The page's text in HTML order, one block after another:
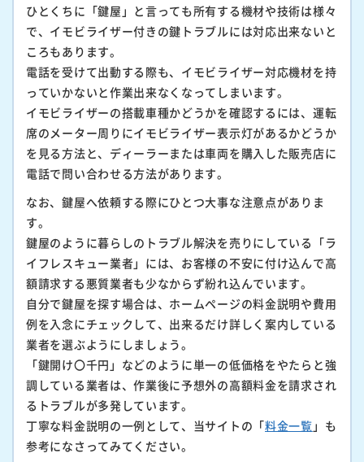
ひとくちに「鍵屋」と言っても所有する機材や技術は様々
で、イモビライザー付きの鍵トラブルには対応出来ないと
ころもあります。
電話を受けて出動する際も、イモビライザー対応機材を持
っていかないと作業出来なくなってしまいます。
イモビライザーの搭載車種かどうかを確認するには、運転
席のメーター周りにイモビライザー表示灯があるかどうか
を見る方法と、ディーラーまたは車両を購入した販売店に
電話で問い合わせる方法があります。
なお、鍵屋へ依頼する際にひとつ大事な注意点がありま
す。
鍵屋のように暮らしのトラブル解決を売りにしている「ラ
イフレスキュー業者」には、お客様の不安に付け込んで高
額請求する悪質業者も少なからず紛れ込んでいます。
自分で鍵屋を探す場合は、ホームページの料金説明や費用
例を入念にチェックして、出来るだけ詳しく案内している
業者を選ぶようにしましょう。
「鍵開け〇千円」などのように単一の低価格をやたらと強
調している業者は、作業後に予想外の高額料金を請求され
るトラブルが多発しています。
丁寧な料金説明の一例として、当サイトの「料金一覧 」も
参考になさってみてください。